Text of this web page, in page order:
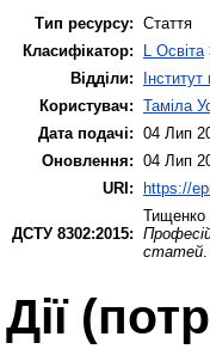
Тип ресурсу: Стаття
Класифікатор:
L Освіта
Відділи:
Інститут
Користувач: Таміла
Дата подачі: 04 Лип
Оновлення: 04 Лип
URI: https://
ДСТУ 8302:2015:
Тищенко
статей
Дії